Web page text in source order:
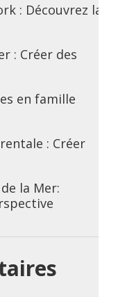
: Découvrez la
: Créer des
en famille
: Créer
la Mer: